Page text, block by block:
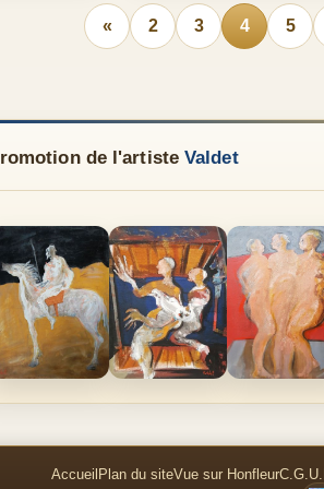
« 2 3 4 5
de l'artisteValdet
Accueil Plan du siteVue sur HonfleurC.G.U.